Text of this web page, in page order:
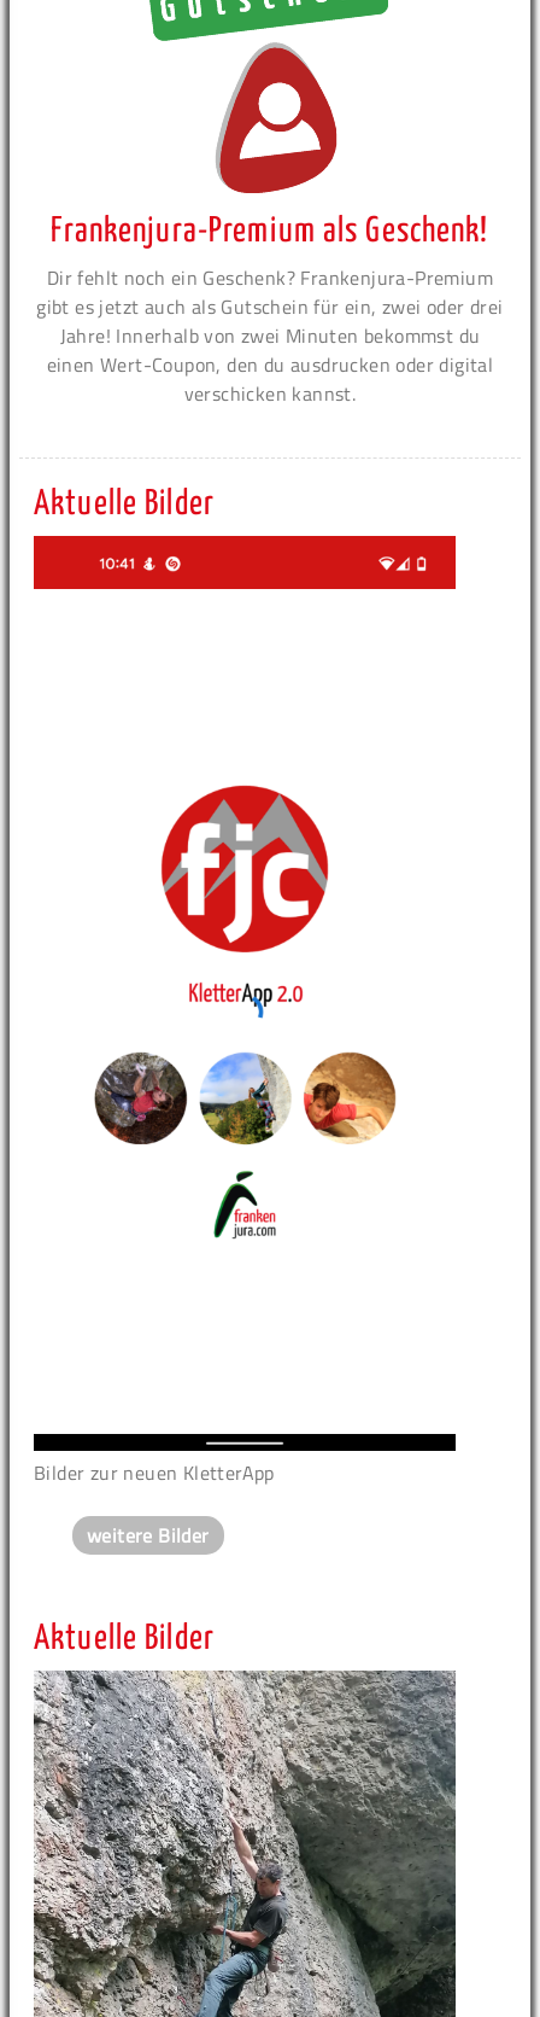
Frankenjura-Premium als Geschenk!
Dir fehlt noch ein Geschenk? Frankenjura-Premium
gibt es jetzt auch als Gutschein für ein, zwei oder drei
Jahre! Innerhalb von zwei Minuten bekommst du
einen Wert-Coupon, den du ausdrucken oder digital
verschicken kannst.
Aktuelle Bilder
Bilder zur neuen KletterApp
weitere Bilder
Aktuelle Bilder